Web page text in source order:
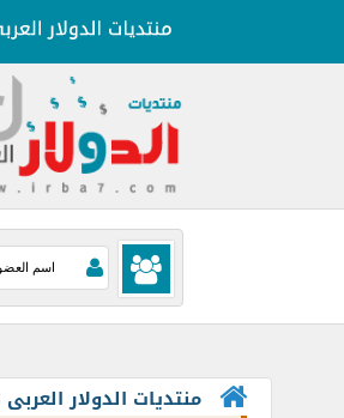
منتديات الدولار العربى